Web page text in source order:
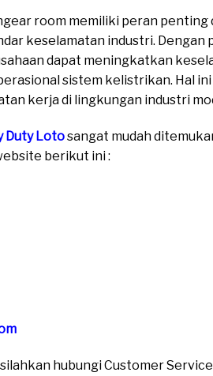
room memiliki peran
keselamatan industri.
dapat meningkatkan
sistem kelistrikan. Hal
kerja di lingkungan industri
Duty Lotosangat mudah
berikut ini :
hubungi Customer